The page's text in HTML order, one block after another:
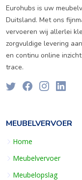
Eurohubs is uw
Duitsland. Met ons
vervoeren wij allerlei
zorgvuldige levering
en continu online
trace.
MEUBELVERVOER
Home
Meubelvervoer
Meubelopslag